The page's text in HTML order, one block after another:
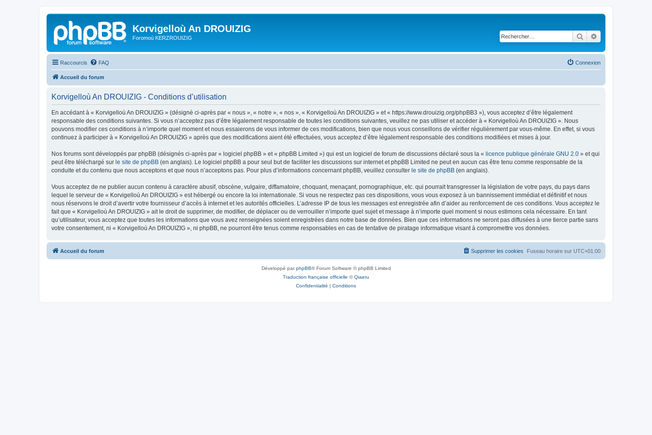
Korvigelloù An DROUIZIG
Foromoù KERZROUIZIG Rechercher
Raccourcis FAQ Connexion
Accueil du forum
Korvigelloù An DROUIZIG - Conditions d’utilisation
En accédant à « Korvigelloù An DROUIZIG » (désigné ci-après par « nous », « notre », « nos », « Korvigelloù An DROUIZIG » et « https://www.drouizig.org/phpBB3 »), vous acceptez d’être légalement
responsable des conditions suivantes. Si vous n’acceptez pas d’être légalement responsable de toutes les conditions suivantes, veuillez ne pas utiliser et accéder à « Korvigelloù An DROUIZIG ». Nous
pouvons modifier ces conditions à n’importe quel moment et nous essaierons de vous informer de ces modifications, bien que nous vous conseillons de vérifier régulièrement par vous-même. En effet, si vous
continuez à participer à « Korvigelloù An DROUIZIG » après que des modifications aient été effectuées, vous acceptez d’être légalement responsable des conditions modifiées et mises à jour.
Nos forums sont développés par phpBB (désignés ci-après par « logiciel phpBB » et « phpBB Limited ») qui est un logiciel de forum de discussions déclaré sous la « licence publique générale GNU 2.0 » et qui
peut être téléchargé sur le site de phpBB (en anglais). Le logiciel phpBB a pour seul but de faciliter les discussions sur internet et phpBB Limited ne peut en aucun cas être tenu comme responsable de la
conduite et du contenu que nous acceptons et que nous n’acceptons pas. Pour plus d’informations concernant phpBB, veuillez consulter le site de phpBB (en anglais).
Vous acceptez de ne publier aucun contenu à caractère abusif, obscène, vulgaire, diffamatoire, choquant, menaçant, pornographique, etc. qui pourrait transgresser la législation de votre pays, du pays dans
lequel le serveur de « Korvigelloù An DROUIZIG » est hébergé ou encore la loi internationale. Si vous ne respectez pas ces dispositions, vous vous exposez à un bannissement immédiat et définitif et nous
nous réservons le droit d’avertir votre fournisseur d’accès à internet et les autorités officielles. L’adresse IP de tous les messages est enregistrée afin d’aider au renforcement de ces conditions. Vous acceptez le
fait que « Korvigelloù An DROUIZIG » ait le droit de supprimer, de modifier, de déplacer ou de verrouiller n’importe quel sujet et message à n’importe quel moment si nous estimons cela nécessaire. En tant
qu’utilisateur, vous acceptez que toutes les informations que vous avez renseignées soient enregistrées dans notre base de données. Bien que ces informations ne seront pas diffusées à une tierce partie sans
votre consentement, ni « Korvigelloù An DROUIZIG », ni phpBB, ne pourront être tenus comme responsables en cas de tentative de piratage informatique visant à compromettre vos données.
Accueil du forum Fuseau horaire sur UTC+01:00
Supprimer les cookies
Développé parphpBB® Forum Software © phpBB Limited
Traduction française officielle ©Qiaeru
Confidentialité | Conditions